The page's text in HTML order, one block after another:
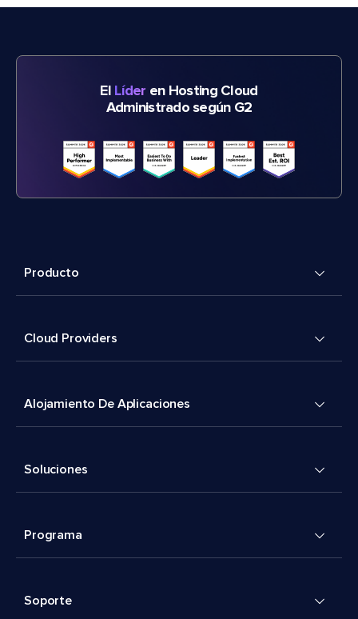
El Líder en Hosting Cloud
Administrado según G2
Producto
Cloud Providers
Alojamiento De Aplicaciones
Soluciones
Programa
Soporte